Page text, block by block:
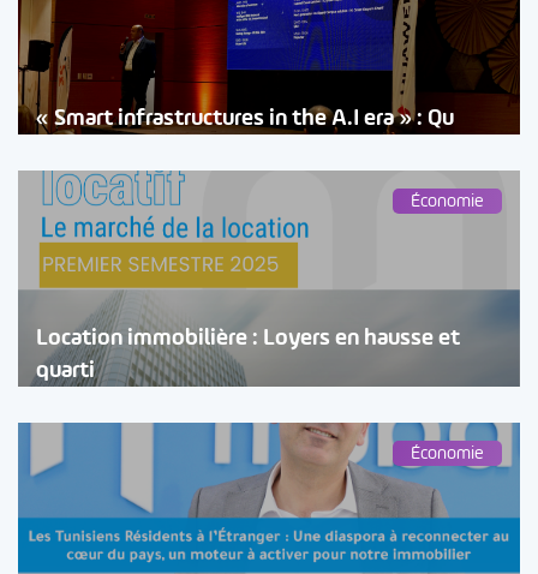
« Smart infrastructures in the A.I era » : Qu
Économie
Location immobilière : Loyers en hausse et
quarti
Économie